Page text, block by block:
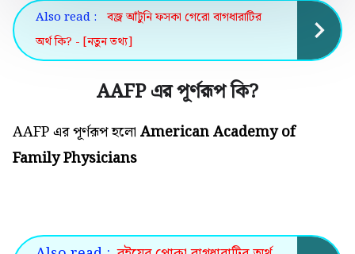
Also read : বজ্র আঁটুনি ফসকা গেরো বাগধারাটির
অর্থ কি? - [নতুন তথ্য]
AAFP এর পূর্ণরূপ কি?
AAFP এর পূর্ণরূপ হলো American Academy of
Family Physicians